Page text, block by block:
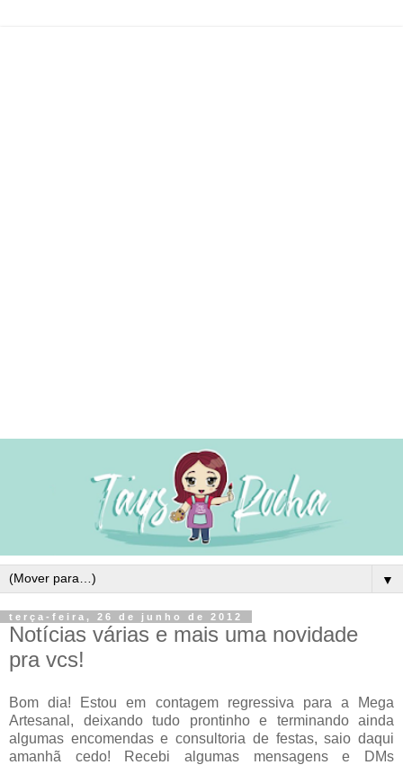
▼
terça-feira, 26 de junho de 2012
Notícias várias e mais uma novidade
pra vcs!
Bom dia! Estou em contagem regressiva para a Mega
Artesanal, deixando tudo prontinho e terminando ainda
algumas encomendas e consultoria de festas, saio daqui
amanhã cedo! Recebi algumas mensagens e DMs